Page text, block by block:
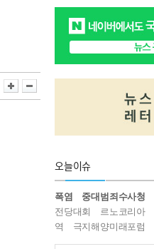
오늘이슈
폭염 중대범죄수사청
전당대회
르노코리아
역
극지해양미래포럼